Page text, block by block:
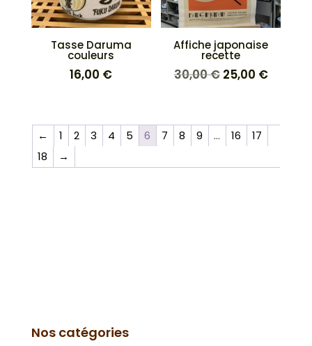
Tasse Daruma
couleurs
16,00 €
Affiche japonaise
recette
30,00€ 25,00 €
← 1 2 3 4 5 6 7 8 9 … 16
17
18
→
Nos catégories